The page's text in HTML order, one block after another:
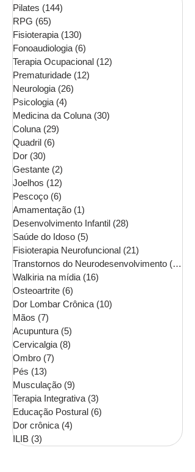
Pilates (144)
RPG (65)
Fisioterapia (130)
Fonoaudiologia (6)
Terapia Ocupacional (12)
Prematuridade (12)
Neurologia (26)
Psicologia (4)
Medicina da Coluna (30)
Coluna (29)
Quadril (6)
Dor (30)
Gestante (2)
Joelhos (12)
Pescoço (6)
Amamentação (1)
Desenvolvimento Infantil (28)
Saúde do Idoso (5)
Fisioterapia Neurofuncional (21)
Transtornos do Neurodesenvolvimento (16)
Walkiria na mídia (16)
Osteoartrite (6)
Dor Lombar Crônica (10)
Mãos (7)
Acupuntura (5)
Cervicalgia (8)
Ombro (7)
Pés (13)
Musculação (9)
Terapia Integrativa (3)
Educação Postural (6)
Dor crônica (4)
ILIB (3)